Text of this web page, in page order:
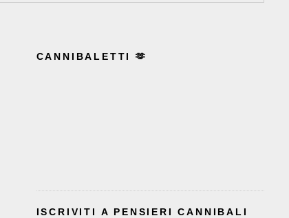
CANNIBALETTI 🫶
ISCRIVITI A PENSIERI CANNIBALI